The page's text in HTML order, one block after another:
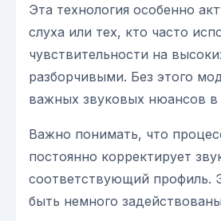
Эта технология особенно
слуха или тех, кто часто
чувствительности на
разборчивыми. Без этого
важных звуковых нюансов в
Важно понимать, что
постоянно корректирует
соответствующий профиль.
быть немного